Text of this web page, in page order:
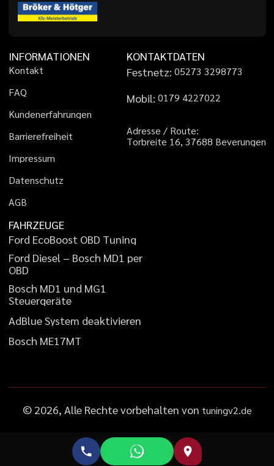
INFORMATIONEN
Kontakt
FAQ
Kundenerfahrungen
Barrierefreiheit
Impressum
Datenschutz
AGB
KONTAKTDATEN
Festnetz: 05273 3298773
Mobil: 01 79 4227022
Adresse / Route:
Torbreite 16, 37688 Beverungen
FAHRZEUGE
Ford EcoBoost OBD Tuning
Ford Diesel – Bosch MD1 per
OBD
Bosch MD1 und MG1
Steuergeräte
AdBlueSystem deaktivieren
Bosch ME17MT
© 2026, Alle Rechte vorbehalten von tuningv2.de